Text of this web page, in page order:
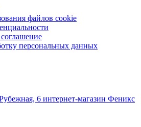
файлов cookie
персональных данных
6 интернет-магазин Феникс